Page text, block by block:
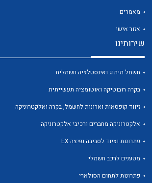
לכל מוצרי היצרן
מאמרים
אזור אישי
שירותינו
חשמל מיתוג ואינסטלציה חשמלית
בקרה רובוטיקה ואוטומציה תעשייתית
זיווד קופסאות וארונות לחשמל, בקרה ואלקטרוניקה
אלקטרוניקה מחברים ורכיבי אלקטרוניקה
פתרונות וציוד לסביבה נפיצה EX
מטענים לרכב חשמלי
פתרונות לתחום הסולארי